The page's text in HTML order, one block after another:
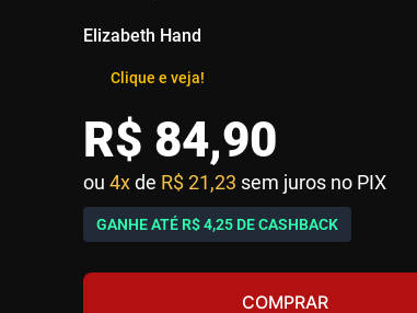
Elizabeth Hand
Clique e veja!
R$ 84,90
ou 4xde R$ 21,23 sem juros no PIX
GANHE ATÉ R$ 4,25 DE CASHBACK
COMPRAR